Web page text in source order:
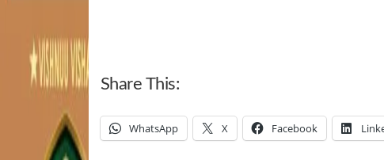
Share This:
WhatsApp X Facebook